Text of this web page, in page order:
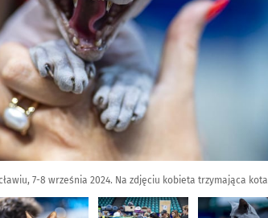
7-8 września 2024. Na zdjęciu kobieta trzymająca kota